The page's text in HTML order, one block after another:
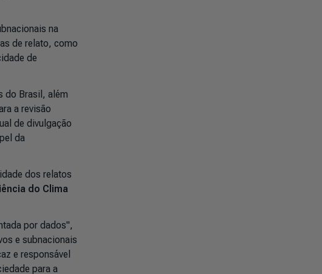
na
de relato, como
de
do Brasil, além
a revisão
de divulgação
da
dos relatos
do Clima
por dados",
e subnacionais
e responsável
para a